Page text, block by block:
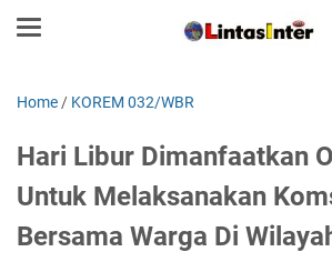
Home / KOREM 032/WBR
Hari Libur Dimanfaatkan
Untuk Melaksanakan
Bersama Warga Di